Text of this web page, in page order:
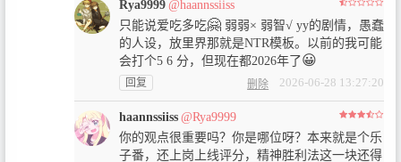
Rya9999 @haannssiiss
只能说爱吃多吃🤗弱弱× 弱智√ yy的剧情，愚蠢
的人设，放里界那就是NTR模板。以前的我可能
会打个5 6 分，但现在都2026年了 😀
回复 删除 2026-06-28 13:27:20
haannssiiss @Rya9999
你的观点很重要吗？你是哪位呀？本来就是个乐
子番，还上岗上线评分，精神胜利法这一块还得